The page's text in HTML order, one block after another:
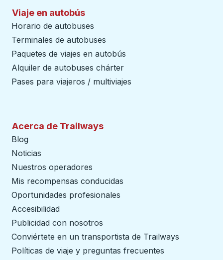
Viaje en autobús
Horario de autobuses
Terminales de autobuses
Paquetes de viajes en autobús
Alquiler de autobuses chárter
Pases para viajeros / multiviajes
Acerca de Trailways
Blog
Noticias
Nuestros operadores
Mis recompensas conducidas
Oportunidades profesionales
Accesibilidad
Publicidad con nosotros
Conviértete en un transportista de Trailways
Políticas de viaje y preguntas frecuentes